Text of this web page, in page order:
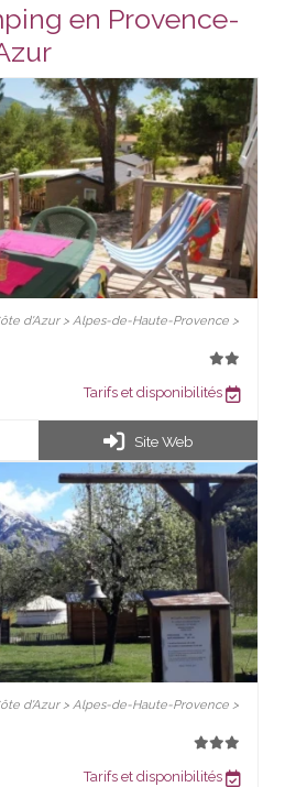
en Provence-
d'Azur > Alpes-de-Haute-Provence >
Tarifs et disponibilités
Site Web
d'Azur > Alpes-de-Haute-Provence >
Tarifs et disponibilités